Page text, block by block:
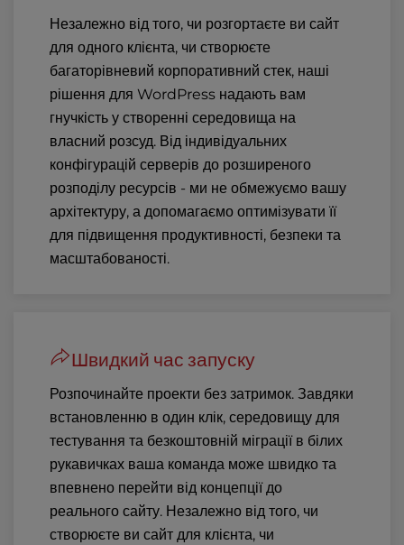
Незалежно від того, чи розгортаєте ви сайт
для одного клієнта, чи створюєте
багаторівневий корпоративний стек, наші
рішення для WordPress надають вам
гнучкість у створенні середовища на
власний розсуд. Від індивідуальних
конфігурацій серверів до розширеного
розподілу ресурсів - ми не обмежуємо вашу
архітектуру, а допомагаємо оптимізувати її
для підвищення продуктивності, безпеки та
масштабованості.
Швидкий час запуску
Розпочинайте проекти без затримок. Завдяки
встановленню в один клік, середовищу для
тестування та безкоштовній міграції в білих
рукавичках ваша команда може швидко та
впевнено перейти від концепції до
реального сайту. Незалежно від того, чи
створюєте ви сайт для клієнта, чи